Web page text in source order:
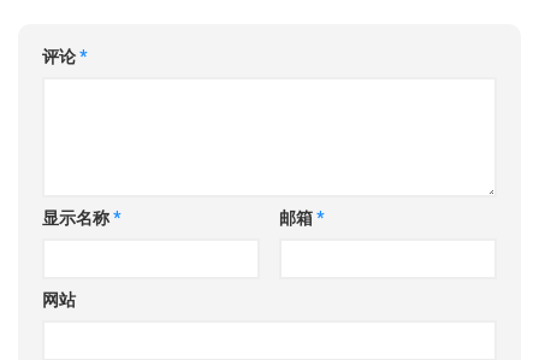
评论*
显示名称* 邮箱*
网站